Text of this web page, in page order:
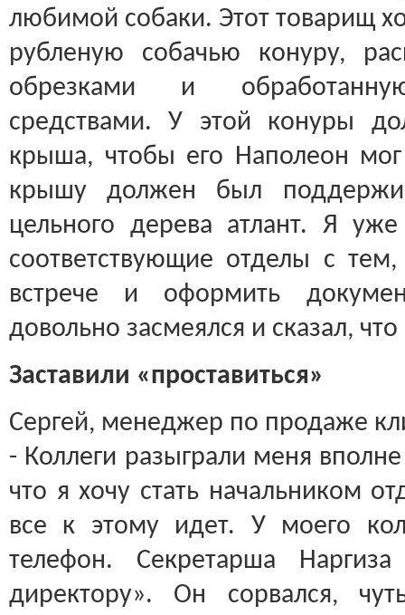
любимой собаки. Этот товарищ
рубленую собачью конуру,
обрезками и
средствами. У этой конуры
крыша, чтобы его Наполеон
крышу должен был
цельного дерева атлант. Я
соответствующие отделы с
встрече и оформить
довольно засмеялся и сказал,
Заставили «проставиться»
Сергей, менеджер по продаже
- Коллеги разыграли меня
что я хочу стать начальником
все к этому идет. У моего
телефон. Секретарша
директору». Он сорвался,